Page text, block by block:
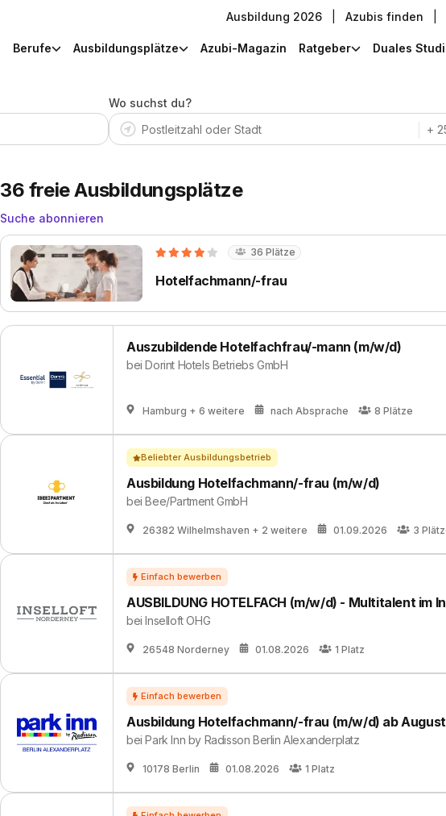
Ausbildung 2026 Azubis finden
Berufe Ausbildungsplätze Azubi-Magazin Ratgeber Duales
Wo suchst du?
+
36 freie Ausbildungsplätze
Suche abonnieren
36 Plätze
Hotelfachmann/-frau
Auszubildende Hotelfachfrau/-mann (m/w/d)
beiDorint Hotels Betriebs GmbH
Hamburg + 6 weitere nach Absprache 8 Plätze
Ausbildung Hotelfachmann/-frau (m/w/d)
beiBee/Partment GmbH
26382 Wilhelmshaven + 2 weitere 01.09.2026 3
Beliebter Ausbildungsbetrieb
AUSBILDUNG HOTELFACH (m/w/d) - Multitalent im
beiInselloft OHG
26548 Norderney 01.08.2026 1 Platz
Ausbildung Hotelfachmann/-frau (m/w/d) ab
beiPark Inn by Radisson Berlin Alexanderplatz
10178 Berlin 01.08.2026 1 Platz